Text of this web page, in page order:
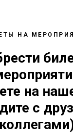
НА
на
с